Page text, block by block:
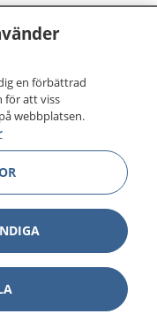
en förbättrad
för att viss
webbplatsen.